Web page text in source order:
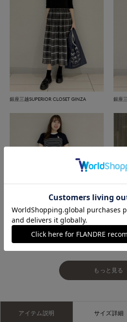
銀座三越SUPERIOR CLOSET GINZA 銀座
もっと見る
アイテム説明 サイズ詳細